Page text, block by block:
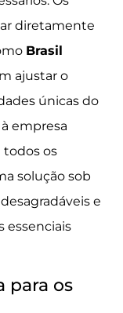
diretamente
Brasil
ajustar o
únicas do
empresa
os
solução sob
e
essenciais
para os